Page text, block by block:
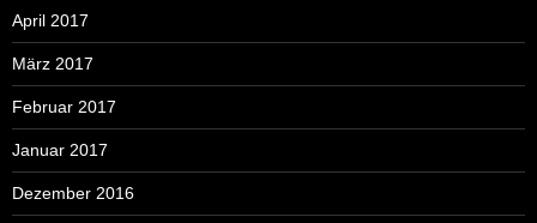
April 2017
März 2017
Februar 2017
Januar 2017
Dezember 2016